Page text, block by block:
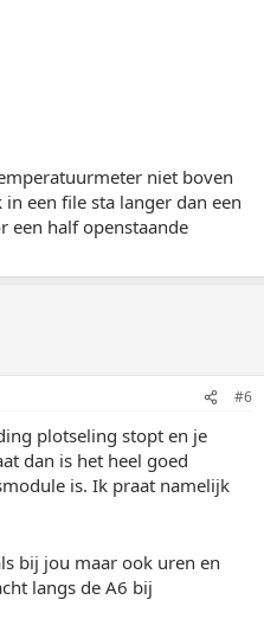
niet boven
een file sta langer dan een
een half openstaande
#6
plotseling stopt en je
dan is het heel goed
is. Ik praat namelijk
bij jou maar ook uren en
langs de A6 bij